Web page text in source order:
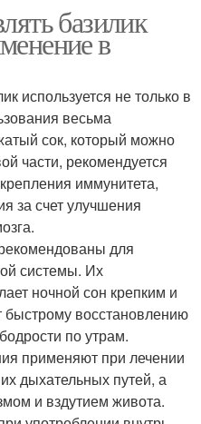
базилик
в
используется не только в
весьма
сок, который можно
части, рекомендуется
иммунитета,
за счет улучшения
для
системы. Их
ночной сон крепким и
быстрому восстановлению
по утрам.
применяют при лечении
дыхательных путей, а
и вздутием живота.